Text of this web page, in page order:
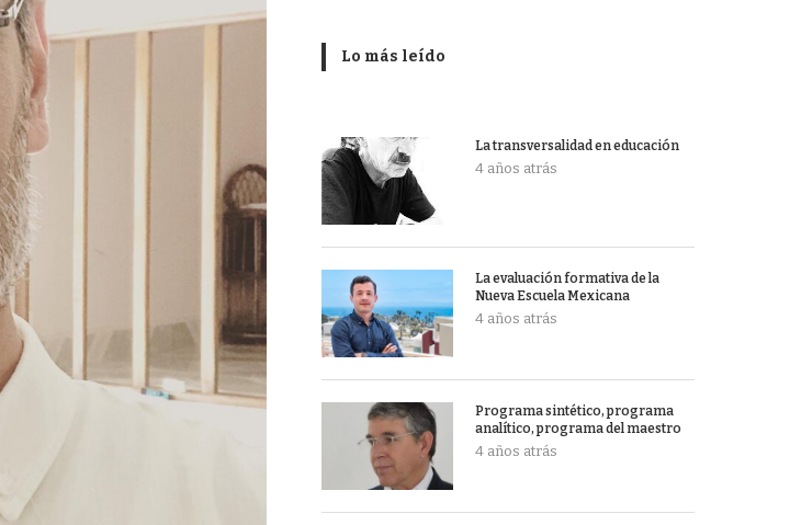
Lo más leído
La transversalidad en educación
4 años atrás
La evaluación formativa de la
Nueva Escuela Mexicana
4 años atrás
Programa sintético, programa
analítico, programa del maestro
4 años atrás